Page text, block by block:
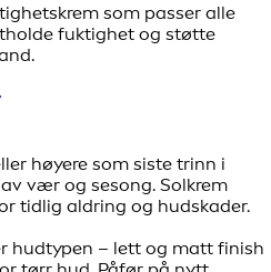
som passer alle
fuktighet og støtte
høyere som siste trinn i
vær og sesong. Solkrem
tidlig aldring og hudskader.
hudtypen – lett og matt finish